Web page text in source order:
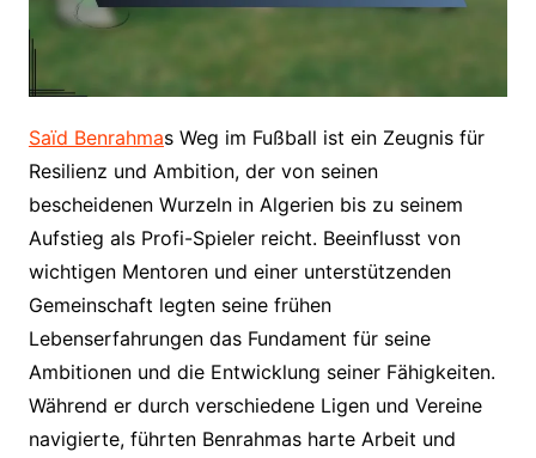
Saïd Benrahmas Weg im Fußball ist ein Zeugnis für
Resilienz und Ambition, der von seinen
bescheidenen Wurzeln in Algerien bis zu seinem
Aufstieg als Profi-Spieler reicht. Beeinflusst von
wichtigen Mentoren und einer unterstützenden
Gemeinschaft legten seine frühen
Lebenserfahrungen das Fundament für seine
Ambitionen und die Entwicklung seiner Fähigkeiten.
Während er durch verschiedene Ligen und Vereine
navigierte, führten Benrahmas harte Arbeit und